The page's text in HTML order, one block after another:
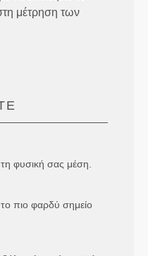
μέτρηση των
φυσική σας μέση.
πιο φαρδύ σημείο